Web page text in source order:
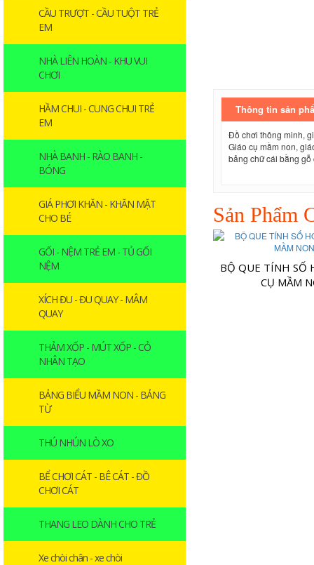
CẦU TRƯỢT - CẦU TUỘT TRẺ
EM
NHÀ LIÊN HOÀN - KHU VUI
CHƠI
HẦM CHUI - CUNG CHUI TRẺ
EM
NHÀ BANH - RÀO BANH -
BÓNG
GIÁ PHƠI KHĂN - KHĂN MẶT
CHO BÉ
GỐI - NỆM TRẺ EM - TỦ GỐI
NỆM
XÍCH ĐU - ĐU QUAY - MÂM
QUAY
THẢM XỐP - MÚT XỐP - CỎ
NHÂN TẠO
BẢNG BIỂU MẦM NON - BẢNG
TỪ
THÚ NHÚN LÒ XO
BỂ CHƠI CÁT - BÊ CÁT - ĐỒ
CHƠI CÁT
THANG LEO DÀNH CHO TRẺ
Xe chòi chân - xe chòi
Thông tin sản
Đồ chơi thông minh,
Giáo cụ mầm non,
bảng chữ cái bằng
Sản Phẩm
BỘ QUE TÍNH SỐ
CỤ MẦM